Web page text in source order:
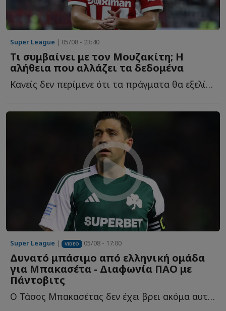
Super League | 05/08 - 23:40
Τι συμβαίνει με τον Μουζακίτη; Η
αλήθεια που αλλάζει τα δεδομένα
Κανείς δεν περίμενε ότι τα πράγματα θα εξελίσσονταν έ...
Super League | VIDEO 05/08 - 17:00
Δυνατό μπάσιμο από ελληνική ομάδα
για Μπακασέτα - Διαφωνία ΠΑΟ με
Πάντοβιτς
Ο Τάσος Μπακασέτας δεν έχει βρει ακόμα αυτό που ψάχνει σ...